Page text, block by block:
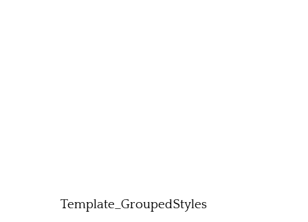
Template_GroupedStyles